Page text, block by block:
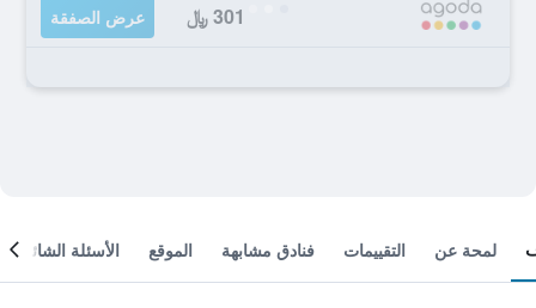
301 ﷼ عرض الصفقة
لمحة عن التقييمات فنادق مشابهة الموقع الأسئلة الشائعة